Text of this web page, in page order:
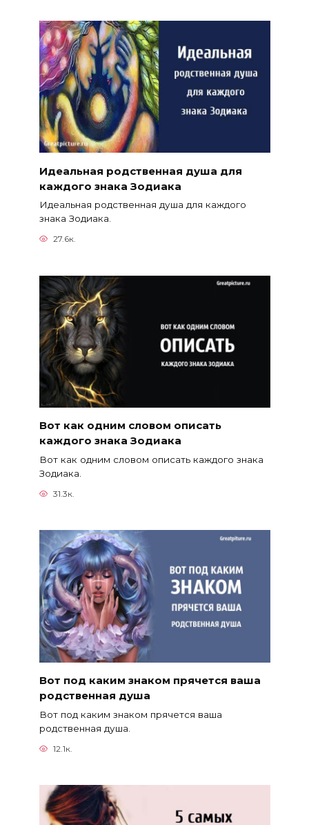
Идеальная родственная душа для
каждого знака Зодиака
Идеальная родственная душа для каждого
знака Зодиака.
27.6к.
Вот как одним словом описать
каждого знака Зодиака
Вот как одним словом описать каждого знака
Зодиака.
31.3к.
Вот под каким знаком прячется ваша
родственная душа
Вот под каким знаком прячется ваша
родственная душа.
12.1к.